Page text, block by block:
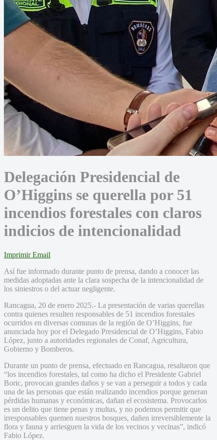
Delegación Presidencial de
O’Higgins se querella por 51
incendios forestales con claros
indicios de intencionalidad
Imprimir Email
Así fue informado durante punto de prensa, dando a conocer las
medidas adoptadas ante la clara sospecha de la intencionalidad de
los siniestros o del actuar negligente.
Rancagua, 20 de enero 2025.- La presentación de varias querellas
contra quienes resulten responsables de 51 incendios forestales
ocurridos en diversas comunas de la región de O’Higgins, fue
anunciada hoy por el Delegado Presidencial de O’Higgins, Fabio
López, junto a autoridades regionales de Conaf, Agricultura,
Gobierno y Bomberos.
Durante un punto de prensa, efectuado en Rancagua, resaltaron que
“los incendios forestales, tal como ha dicho el Presidente Gabriel
Boric, provocan grandes daños y se van a perseguir a todos y cada
una de las personas que están realizando incendios porque generan
pérdidas humanas y económicas, dañan el ecosistema. Provocarlos
es un delito que tiene penas y multas, y no podemos permitir que
irresponsables quemen nuestros bosques, dañen irreversiblemente la
flora y fauna y arriesguen la vida de los vecinos y vecinas”, indicó
Fabio López.